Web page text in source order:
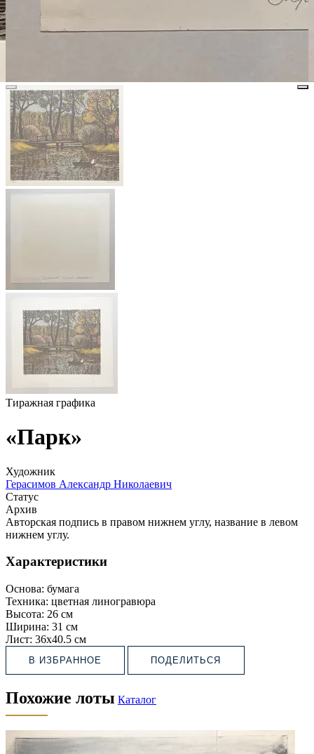
Тиражная графика
«Парк»
Художник
Герасимов Александр Николаевич
Статус
Архив
Авторская подпись в правом нижнем углу, название в левом
нижнем углу.
Характеристики
Основа: бумага
Техника: цветная линогравюра
Высота: 26 см
Ширина: 31 см
Лист: 36х40.5 см
В ИЗБРАННОЕ ПОДЕЛИТЬСЯ
Похожие лоты Каталог